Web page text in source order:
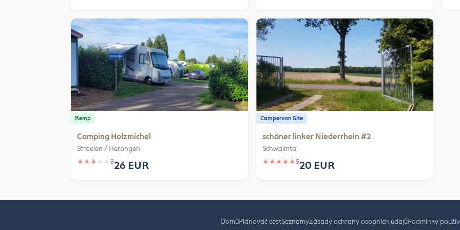
Kemp
Camping Holzmichel
Straelen / Herongen
★ ★ ★ ★ ★ 326 EUR
Campervan Site
schöner linker Niederrhein #2
Schwalmtal
★ ★ ★ ★ ★520 EUR
DomůPlánovač cestSeznamyZásady ochrany osobních údajůPodmínky